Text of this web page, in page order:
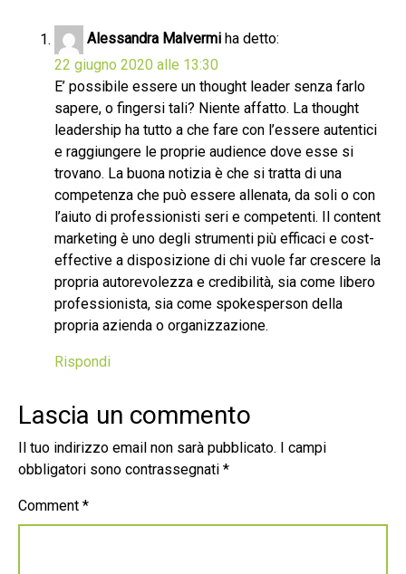
Alessandra Malvermi ha detto:
22 giugno 2020 alle 13:30
E’ possibile essere un thought leader senza farlo
sapere, o fingersi tali? Niente affatto. La thought
leadership ha tutto a che fare con l’essere autentici
e raggiungere le proprie audience dove esse si
trovano. La buona notizia è che si tratta di una
competenza che può essere allenata, da soli o con
l’aiuto di professionisti seri e competenti. Il content
marketing è uno degli strumenti più efficaci e cost-
effective a disposizione di chi vuole far crescere la
propria autorevolezza e credibilità, sia come libero
professionista, sia come spokesperson della
propria azienda o organizzazione.
Rispondi
Lascia un commento
Il tuo indirizzo email non sarà pubblicato.
I campi
obbligatori sono contrassegnati *
Comment *